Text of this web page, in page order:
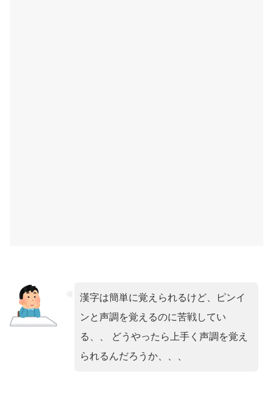
漢字は簡単に覚えられるけど、ピンイ
ンと声調を覚えるのに苦戦してい
る、、 どうやったら上手く声調を覚え
られるんだろうか、、、